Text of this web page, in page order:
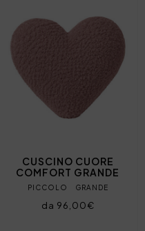
CUSCINO CUORE
COMFORT GRANDE
PICCOLO GRANDE
da 96,00€